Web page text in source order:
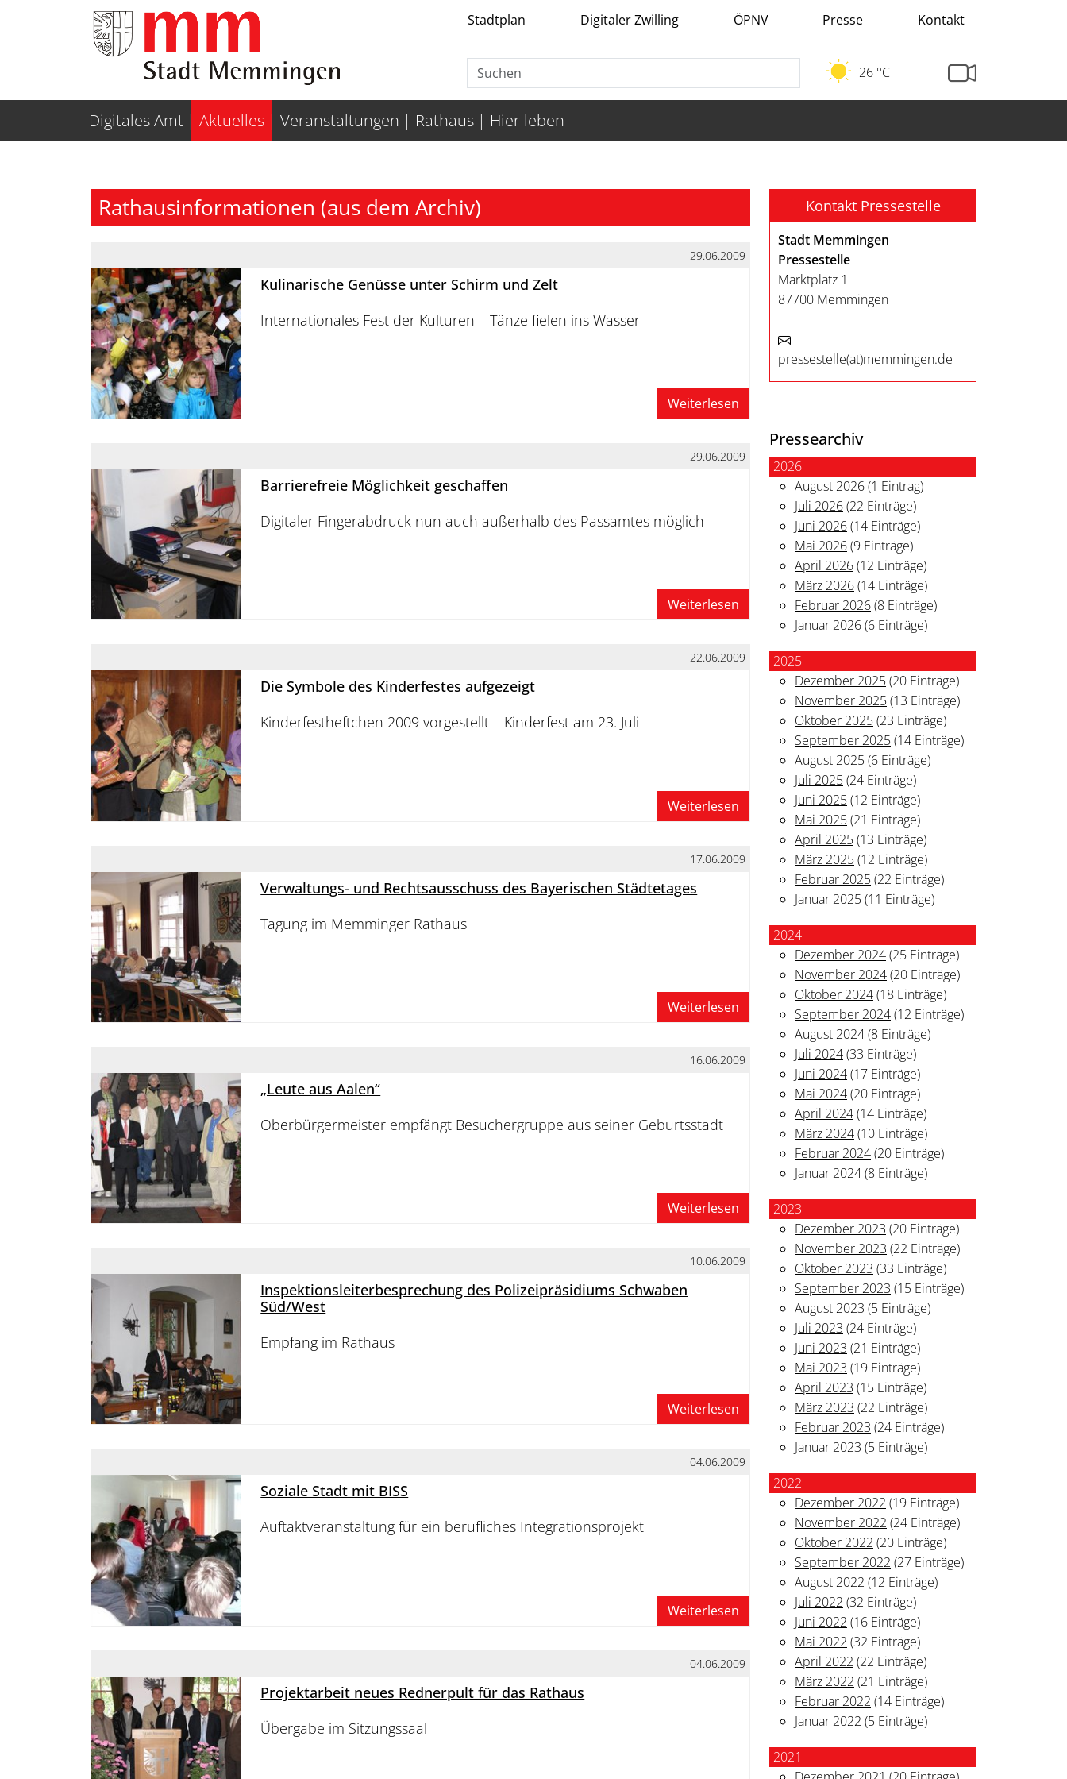
Weiter zur Navigation Weiter zum Inhalt Stadtplan Digitaler Zwilling ÖPNV Presse Kontakt
26 °C
Digitales Amt Aktuelles Veranstaltungen Rathaus Hier leben
Rathausinformationen (aus dem Archiv)
29.06.2009
Kulinarische Genüsse unter Schirm und Zelt
Internationales Fest der Kulturen – Tänze fielen ins Wasser
Weiterlesen
29.06.2009
Barrierefreie Möglichkeit geschaffen
Digitaler Fingerabdruck nun auch außerhalb des Passamtes möglich
Weiterlesen
22.06.2009
Die Symbole des Kinderfestes aufgezeigt
Kinderfestheftchen 2009 vorgestellt – Kinderfest am 23. Juli
Weiterlesen
17.06.2009
Verwaltungs- und Rechtsausschuss des Bayerischen Städtetages
Tagung im Memminger Rathaus
Weiterlesen
16.06.2009
„Leute aus Aalen“
Oberbürgermeister empfängt Besuchergruppe aus seiner Geburtsstadt
Weiterlesen
10.06.2009
Inspektionsleiterbesprechung des Polizeipräsidiums Schwaben
Süd/West
Empfang im Rathaus
Weiterlesen
04.06.2009
Soziale Stadt mit BISS
Auftaktveranstaltung für ein berufliches Integrationsprojekt
Weiterlesen
04.06.2009
Projektarbeit neues Rednerpult für das Rathaus
Übergabe im Sitzungssaal
Kontakt Pressestelle
Stadt Memmingen
Pressestelle
Marktplatz 1
87700 Memmingen
pressestelle(at)memmingen.de
Pressearchiv
2026
August 2026(1 Eintrag)
Juli 2026(22 Einträge)
Juni 2026(14 Einträge)
Mai 2026(9 Einträge)
April 2026(12 Einträge)
März 2026(14 Einträge)
Februar 2026(8 Einträge)
Januar 2026(6 Einträge)
2025
Dezember 2025(20 Einträge)
November 2025(13 Einträge)
Oktober 2025(23 Einträge)
September 2025(14 Einträge)
August 2025(6 Einträge)
Juli 2025(24 Einträge)
Juni 2025(12 Einträge)
Mai 2025(21 Einträge)
April 2025(13 Einträge)
März 2025(12 Einträge)
Februar 2025(22 Einträge)
Januar 2025(11 Einträge)
2024
Dezember 2024(25 Einträge)
November 2024(20 Einträge)
Oktober 2024(18 Einträge)
September 2024(12 Einträge)
August 2024(8 Einträge)
Juli 2024(33 Einträge)
Juni 2024(17 Einträge)
Mai 2024(20 Einträge)
April 2024(14 Einträge)
März 2024(10 Einträge)
Februar 2024(20 Einträge)
Januar 2024(8 Einträge)
2023
Dezember 2023 (20 Einträge)
November 2023 (22 Einträge)
Oktober 2023 (33 Einträge)
September 2023 (15 Einträge)
August 2023 (5 Einträge)
Juli 2023 (24 Einträge)
Juni 2023 (21 Einträge)
Mai 2023 (19 Einträge)
April 2023 (15 Einträge)
März 2023 (22 Einträge)
Februar 2023 (24 Einträge)
Januar 2023 (5 Einträge)
2022
Dezember 2022 (19 Einträge)
November 2022 (24 Einträge)
Oktober 2022 (20 Einträge)
September 2022 (27 Einträge)
August 2022 (12 Einträge)
Juli 2022 (32 Einträge)
Juni 2022 (16 Einträge)
Mai 2022 (32 Einträge)
April 2022 (22 Einträge)
März 2022 (21 Einträge)
Februar 2022 (14 Einträge)
Januar 2022 (5 Einträge)
2021